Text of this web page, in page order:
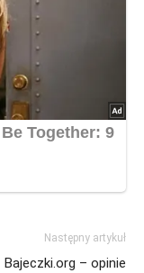
Następny artykuł
Bajeczki.org – opinie